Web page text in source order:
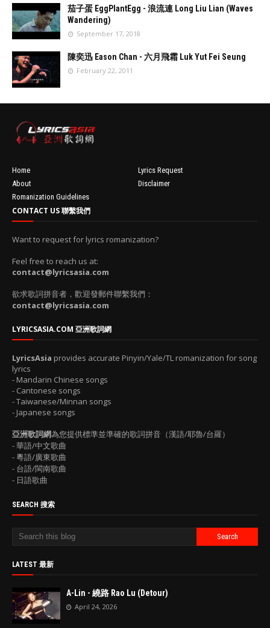
'data:post.fea
turedImage
resizeImage
100'
'data:post.fea
turedImage
resizeImage
100'
茄子蛋 EggPlantEgg - 浪流連 Long Liu Lian (Waves
Wandering)
September 17, 2018
'data:post.fea
resizeImage
100'
陳奕迅 Eason Chan - 六月飛霜 Luk Yut Fei Seung
February 22, 2011
Home
Lyrics Request
About
Disclaimer
Romanization Guidelines
CONTACT US 聯繫我們
Want to request for lyrics romanization?
Feel free to reach us at:
contact@lyricsasia.com
欲求歌詞拼音者，歡迎發郵件聯繫我們：
contact@lyricsasia.com
LYRICSASIA.COM 亞洲歌詞網
LyricsAsia provides accurate Pinyin/Yale/TL romanization for song
lyrics
- Mandarin Chinese songs
- Cantonese songs
- Taiwanese/Minnan songs
- Japanese songs
亞洲歌詞網為您提供標準並準確的歌詞拼音（漢語/耶魯/台羅）
- 華語/中文歌曲
- 粵語/廣東歌曲
- 台語/閩南歌曲
- 日語歌曲
SEARCH 搜索
LATEST 最新
A-Lin - 繞路 Rao Lu (Detour)
April 24, 2026